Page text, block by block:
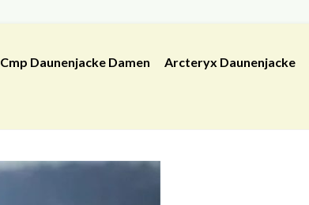
Cmp Daunenjacke Damen Arcteryx Daunenjacke